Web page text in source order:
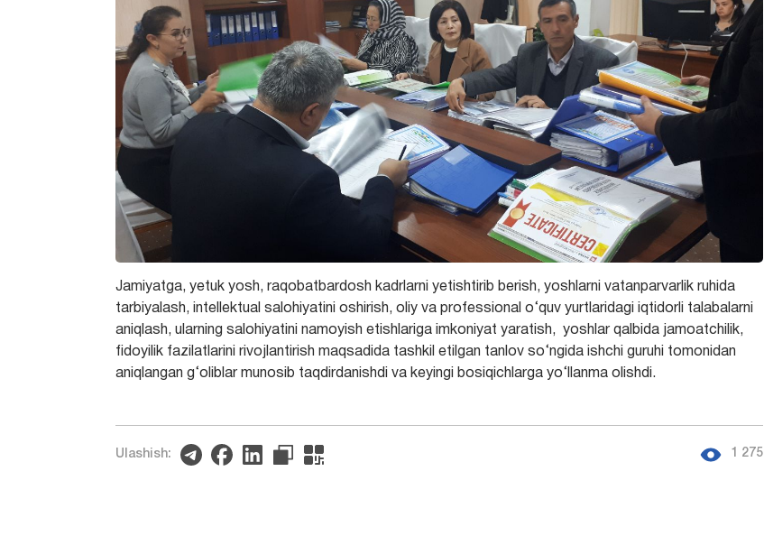
Jamiyatga, yetuk yosh, raqobatbardosh kadrlarni yetishtirib berish, yoshlarni vatanparvarlik ruhida
tarbiyalash, intellektual salohiyatini oshirish, oliy va professional o‘quv yurtlaridagi iqtidorli talabalarni
aniqlash, ularning salohiyatini namoyish etishlariga imkoniyat yaratish, yoshlar qalbida jamoatchilik,
fidoyilik fazilatlarini rivojlantirish maqsadida tashkil etilgan tanlov so‘ngida ishchi guruhi tomonidan
aniqlangan g‘oliblar munosib taqdirdanishdi va keyingi bosiqichlarga yo‘llanma olishdi.
Ulashish: 1 275